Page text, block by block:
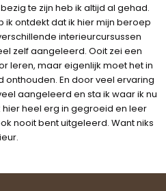
te zijn heb ik altijd al gehad.
ontdekt dat ik hier mijn beroep
interieurcursussen
zelf aangeleerd. Ooit zei een
leren, maar eigenlijk moet het in
onthouden. En door veel ervaring
aangeleerd en sta ik waar ik nu
heel erg in gegroeid en leer
nooit bent uitgeleerd. Want niks